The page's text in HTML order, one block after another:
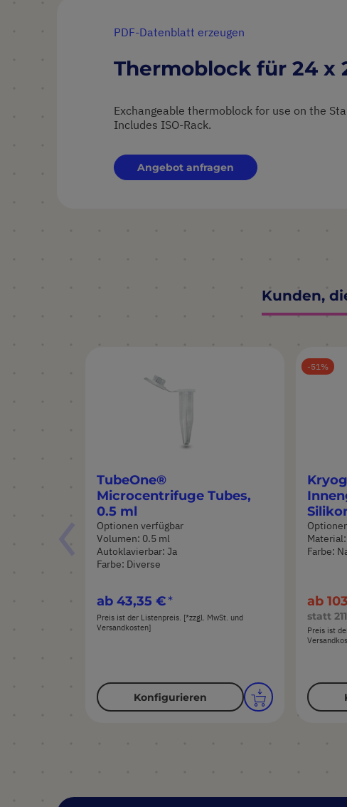
PDF-Datenblatt erzeugen
Thermoblock für 24 x
Exchangeable thermoblock for use on the
Includes ISO-Rack.
Angebot anfragen
Kunden,
TubeOne®
Microcentrifuge Tubes,
0.5 ml
Optionen verfügbar
Volumen: 0.5 ml
Autoklavierbar: Ja
Farbe: Diverse
ab 43,35 €
Preis ist der Listenpreis. [*zzgl. MwSt. und
Versandkosten]
Konfigurieren
51
Farbe:
ab
statt
Preis ist